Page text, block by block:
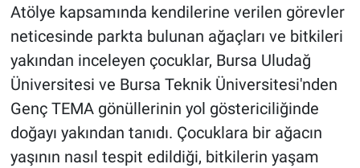
Atölye kapsamında kendilerine verilen görevler
neticesinde parkta bulunan ağaçları ve bitkileri
yakından inceleyen çocuklar, Bursa Uludağ
Üniversitesi ve Bursa Teknik Üniversitesi'nden
Genç TEMA gönüllerinin yol göstericiliğinde
doğayı yakından tanıdı. Çocuklara bir ağacın
yaşının nasıl tespit edildiği, bitkilerin yaşam